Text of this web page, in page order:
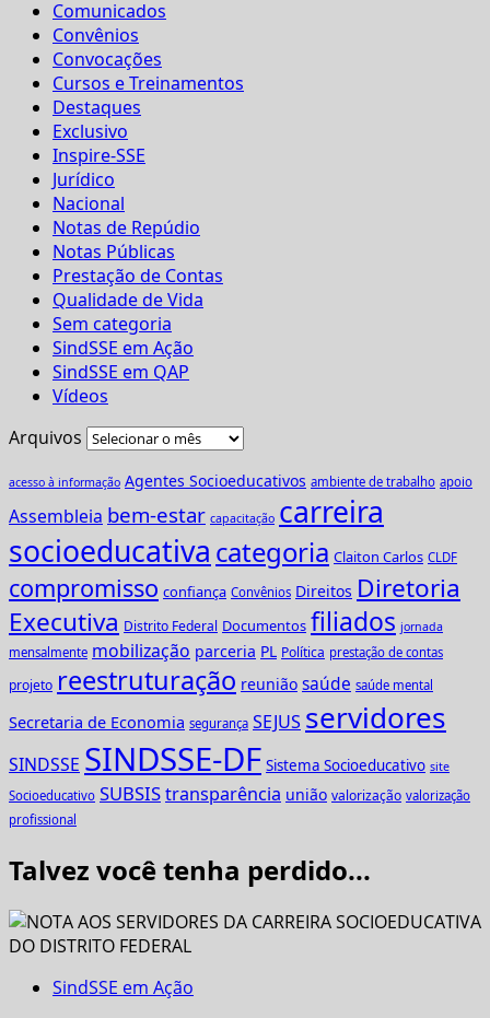
Comunicados
Convênios
Convocações
Cursos e Treinamentos
Destaques
Exclusivo
Inspire-SSE
Jurídico
Nacional
Notas de Repúdio
Notas Públicas
Prestação de Contas
Qualidade de Vida
Sem categoria
SindSSE em Ação
SindSSE em QAP
Vídeos
Arquivos
acesso à informação Agentes Socioeducativos ambiente de trabalho apoio
Assembleia bem-estar capacitação carreira
socioeducativa categoria Claiton Carlos CLDF
compromisso confiança Convênios Direitos Diretoria
Executiva Distrito Federal Documentos filiados jornada
mensalmente mobilização parceria PL Política prestação de contas
projeto reestruturação reunião saúde saúde mental
Secretaria de Economia segurança SEJUS servidores
SINDSSE SINDSSE-DF Sistema Socioeducativo site
Socioeducativo SUBSIStransparência união valorização valorização
profissional
Talvez você tenha perdido...
SindSSE em Ação